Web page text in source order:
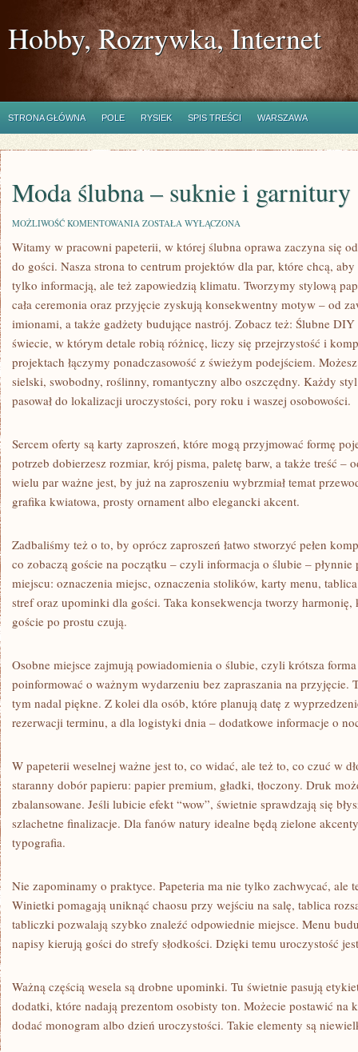
Hobby, Rozrywka, Internet
STRONA GŁÓWNA POLE RYSIEK SPIS TREŚCI WARSZAWA
Moda ślubna – suknie i garnitury
MOŻLIWOŚĆ KOMENTOWANIA MODA
–
I
GARNITURY
ZOSTAŁA WYŁĄCZONA
Witamy w pracowni papeterii, w której ślubna oprawa zaczyna się
do gości. Nasza strona to centrum projektów dla par, które chcą,
tylko informacją, ale też zapowiedzią klimatu. Tworzymy stylową
cała ceremonia oraz przyjęcie zyskują konsekwentny motyw – od
imionami, a także gadżety budujące nastrój. Zobacz też: Ślubne
świecie, w którym detale robią różnicę, liczy się przejrzystość i
projektach łączymy ponadczasowość z świeżym podejściem.
sielski, swobodny, roślinny, romantyczny albo oszczędny. Każdy
pasował do lokalizacji uroczystości, pory roku i waszej osobowości.
Sercem oferty są karty zaproszeń, które mogą przyjmować formę
potrzeb dobierzesz rozmiar, krój pisma, paletę barw, a także treść –
wielu par ważne jest, by już na zaproszeniu wybrzmiał temat
grafika kwiatowa, prosty ornament albo elegancki akcent.
Zadbaliśmy też o to, by oprócz zaproszeń łatwo stworzyć pełen
co zobaczą goście na początku – czyli informacja o ślubie –
miejscu: oznaczenia miejsc, oznaczenia stolików, karty menu,
stref oraz upominki dla gości. Taka konsekwencja tworzy
goście po prostu czują.
Osobne miejsce zajmują powiadomienia o ślubie, czyli krótsza
poinformować o ważnym wydarzeniu bez zapraszania na przyjęcie.
tym nadal piękne. Z kolei dla osób, które planują datę z
rezerwacji terminu, a dla logistyki dnia – dodatkowe informacje o
W papeterii weselnej ważne jest to, co widać, ale też to, co czuć w
staranny dobór papieru: papier premium, gładki, tłoczony. Druk
zbalansowane. Jeśli lubicie efekt “wow”, świetnie sprawdzają się
szlachetne finalizacje. Dla fanów natury idealne będą zielone
typografia.
Nie zapominamy o praktyce. Papeteria ma nie tylko zachwycać, ale
Winietki pomagają uniknąć chaosu przy wejściu na salę, tablica
tabliczki pozwalają szybko znaleźć odpowiednie miejsce. Menu
napisy kierują gości do strefy słodkości. Dzięki temu uroczystość
Ważną częścią wesela są drobne upominki. Tu świetnie pasują
dodatki, które nadają prezentom osobisty ton. Możecie postawić na
dodać monogram albo dzień uroczystości. Takie elementy są